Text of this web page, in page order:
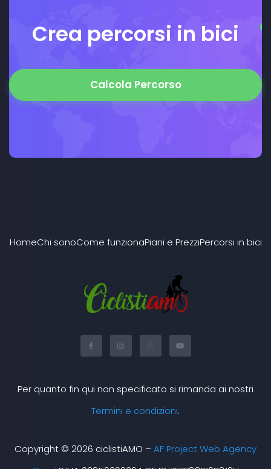
Crea percorsi in bici
Calcola Percorso
HomeChi sonoCome funzionaPiani e PrezziPercorsi in bici
F
a
c
e
k
-
I
n
s
t
a
m
X
-
t
w
e
r
Y
o
t
Per quanto fin qui non specificato si rimanda ai nostri
Termini e condizioni.
Copyright © 2026 ciclistiAMO – AF Project Web Agency